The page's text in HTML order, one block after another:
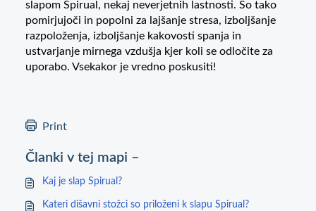
slapom Spirual, nekaj neverjetnih lastnosti. So tako
pomirjujoči in popolni za lajšanje stresa, izboljšanje
razpoloženja, izboljšanje kakovosti spanja in
ustvarjanje mirnega vzdušja kjer koli se odločite za
uporabo. Vsekakor je vredno poskusiti!
Print
Članki v tej mapi –
Kaj je slap Spirual?
Kateri dišavni stožci so priloženi k slapu Spirual?